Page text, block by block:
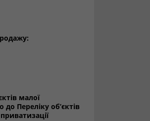
малої
Переліку об’єктів